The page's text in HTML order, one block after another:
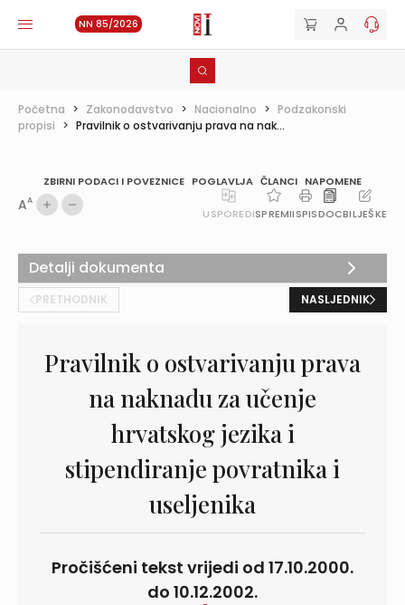
NN 85/2026
Početna > Zakonodavstvo > Nacionalno > Podzakonski
propisi > Pravilnik o ostvarivanju prava na nak...
ZBIRNI PODACI I POVEZNICE POGLAVLJA ČLANCI NAPOMENE
AA
USPOREDISPREMIISPISDOCBILJEŠKE
PRETHODNIK NASLJEDNIK
Pravilnik o ostvarivanju prava
na naknadu za učenje
hrvatskog jezika i
stipendiranje povratnika i
useljenika
Pročišćeni tekst vrijedi od 17.10.2000.
do 10.12.2002.
Detalji dokumenta